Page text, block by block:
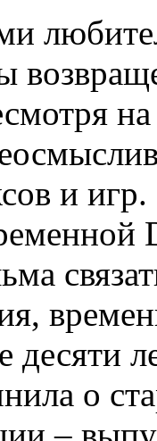
и игр.
десяти
о